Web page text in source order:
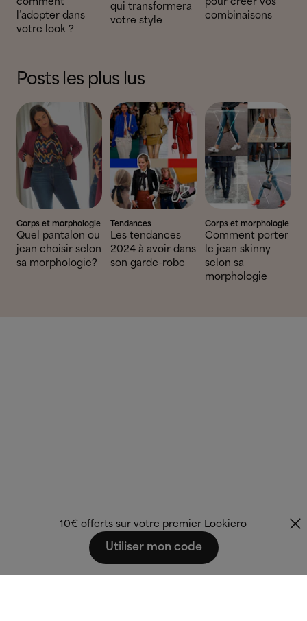
l’adopter dans
votre look ?
qui transformera
votre style
combinaisons
Posts les plus lus
Corps et morphologie
Quel pantalon ou
jean choisir selon
sa morphologie?
Tendances
Les tendances
2024 à avoir dans
son garde-robe
Corps et morphologie
Comment porter
le jean skinny
selon sa
morphologie
10€ offerts sur votre premier Lookiero
Utiliser mon code